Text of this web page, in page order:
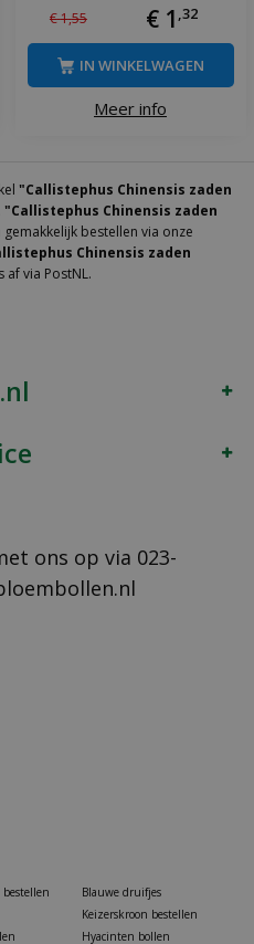
€1,55 € 1 ,32
Meer info
IN WINKELWAGEN
"Callistephus Chinensis zaden
"Callistephus Chinensis zaden
gemakkelijk bestellen via onze
Chinensis zaden
af via PostNL.
ons op via 023-
Blauwe druifjes
Keizerskroon bestellen
Hyacinten bollen